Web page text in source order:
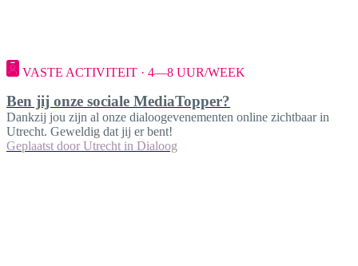
VASTE ACTIVITEIT · 4—8 UUR/WEEK
Ben jij onze sociale MediaTopper?
Dankzij jou zijn al onze dialoogevenementen online zichtbaar in
Utrecht. Geweldig dat jij er bent!
Geplaatst door Utrecht in Dialoog